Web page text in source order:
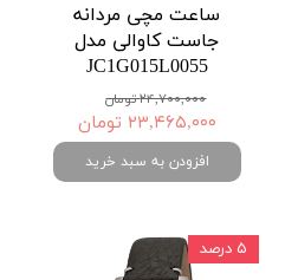
ساعت مچی مردانه
جاست کاوالی مدل
JC1G015L0055
۲۴,۷۰۰,۰۰۰ تومان
۲۳,۴۶۵,۰۰۰ تومان
افزودن به سبد خرید
۵ درصد